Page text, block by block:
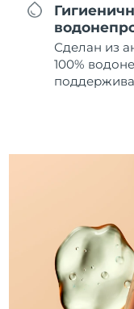
Сделан из
100%